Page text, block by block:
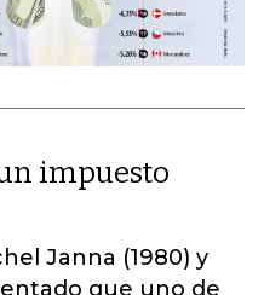
impuesto
Janna (1980) y
que uno de